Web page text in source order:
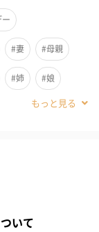
#妻 #母親
#姉 #娘
#40代
いて